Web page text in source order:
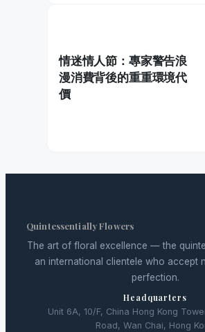
情迷情人節：專家警告浪
漫消費背後的重重環境代
價
Quintessentially Flowers
The art of floral excellence — the
an international clientele who accept
perfection.
Headquarters
Unit 6A, 10/F, China Hong Kong
Road, Wan Chai, Hong